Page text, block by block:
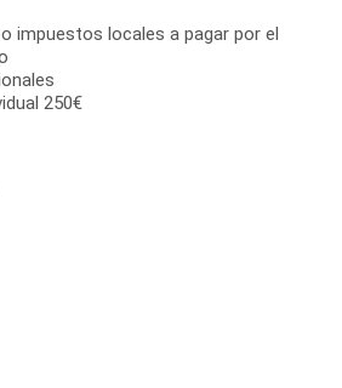
impuestos locales a pagar por el
250€